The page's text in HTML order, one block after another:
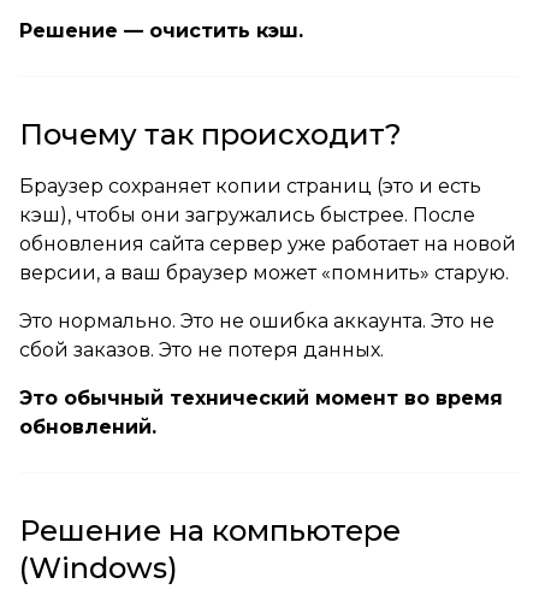
Решение — очистить кэш.
Почему так происходит?
Браузер сохраняет копии страниц (это и есть
кэш), чтобы они загружались быстрее. После
обновления сайта сервер уже работает на новой
версии, а ваш браузер может «помнить» старую.
Это нормально. Это не ошибка аккаунта. Это не
сбой заказов. Это не потеря данных.
Это обычный технический момент во время
обновлений.
Решение на компьютере
(Windows)